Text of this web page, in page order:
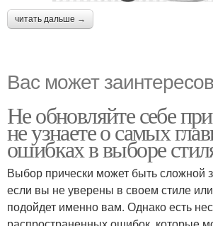
читать дальше →
Вас может
Не обновляйте себе
не узнаете о самых
ошибках в выборе
Выбор прически может быть сложной
если вы не уверены в своем стиле или
подойдет именно вам. Однако есть